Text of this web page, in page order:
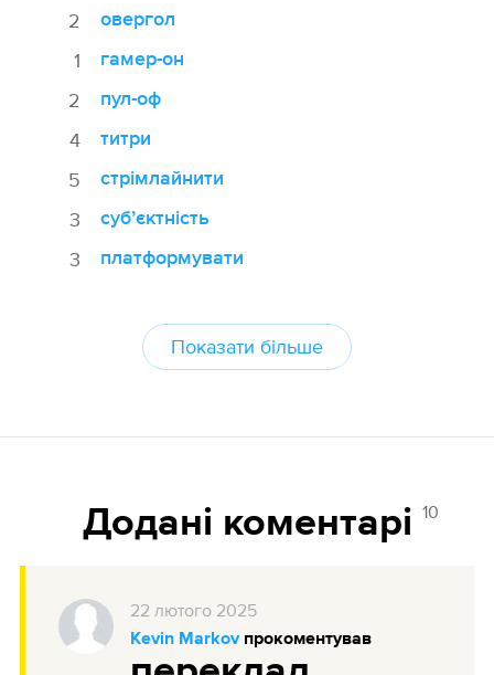
2
овергол
1
гамер-он
2
пул-оф
4
титри
5
стрімлайнити
3
субʼєктність
3
платформувати
Показати більше
Додані коментарі 10
22 лютого2025
Kevin Markovпрокоментував